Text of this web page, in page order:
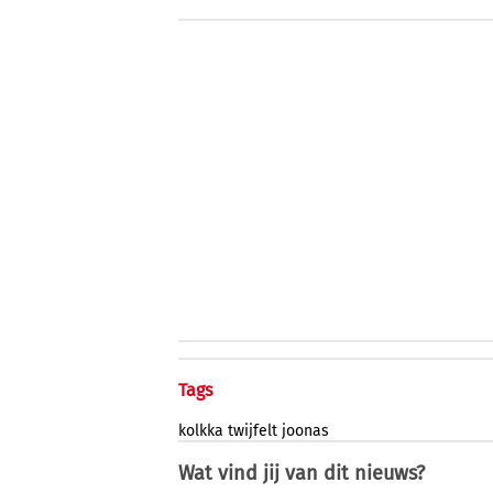
Tags
kolkka twijfelt joonas
Wat vind jij van dit nieuws?